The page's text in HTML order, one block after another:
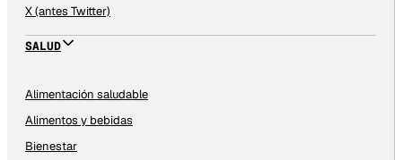
X (antes Twitter)
SALUD
Alimentación saludable
Alimentos y bebidas
Bienestar